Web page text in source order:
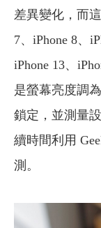
差異變化，而
7、iPhone 8、
iPhone 13、
是螢幕亮度調
鎖定，並測量
續時間利用
測。